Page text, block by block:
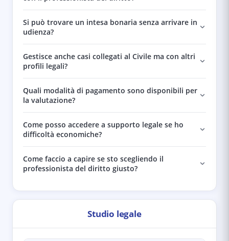
Si può trovare un intesa bonaria senza arrivare in
udienza?
Gestisce anche casi collegati al Civile ma con altri
profili legali?
Quali modalità di pagamento sono disponibili per
la valutazione?
Come posso accedere a supporto legale se ho
difficoltà economiche?
Come faccio a capire se sto scegliendo il
professionista del diritto giusto?
Studio legale